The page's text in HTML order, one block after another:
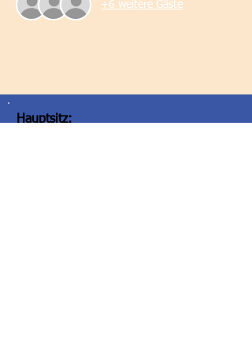
+6 weitere Gäste
Hauptsitz: